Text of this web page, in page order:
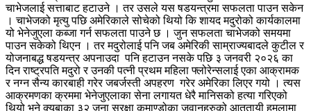
चाभेजलाई सत्ताबाट हटाउने । तर उसले यस षडयन्त्रमा सफलता पाउन सकेन
। चाभेजको मृत्यु पछि अमेरिकाले सोचेको थियो कि शायद मदुरोको कार्यकालमा
यो भेनेजुएला कब्जा गर्न सफलता पाउने छ । जुन सफलता चाभेजको समयमा
पाउन सकेको थिएन । तर मदुरोलाई पनि जब अमेरिकी साम्राज्यबादले कुटील र
योजनाबद्ध षडयन्त्र अपनाउदा पनि हटाउन नसके पछि ३ जनवरी २०२६ का
दिन राष्ट्रपति मदुरो र उनकी पत्नी प्रथम महिला फ्लोरेन्सलाई एका आक्रामक
र नग्न सैन्य कारबाही गरेर जबर्जस्ती अपहरण गरेर अमेरिका लिएर गयो । त्यस
आक्रमणका क्रममा भेनेजुएलाका सेना लगायत धेरै मानिसको हत्या गरिएको
थियो भने क्यूबाका ३२ जना सुरक्षा कमाण्डोका जवानहरुको आततायी हमलामा